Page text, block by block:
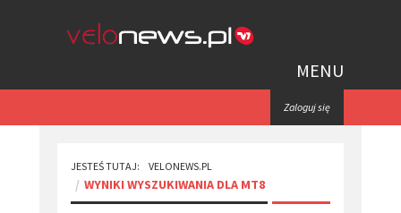
MENU
Zaloguj się
JESTEŚ TUTAJ: VELONEWS.PL
WYNIKI WYSZUKIWANIA DLA MT8